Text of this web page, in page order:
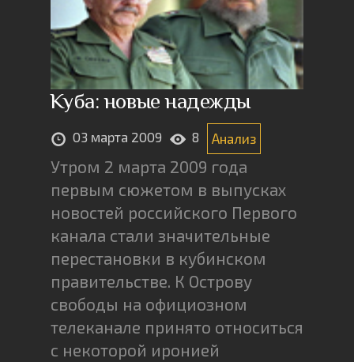
Куба: новые надежды
03 марта 2009 8 Анализ
Утром 2 марта 2009 года
первым сюжетом в выпусках
новостей российского Первого
канала стали значительные
перестановки в кубинском
правительстве. К Острову
свободы на официозном
телеканале принято относиться
с некоторой иронией